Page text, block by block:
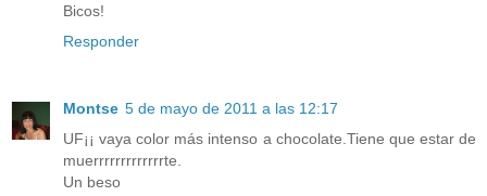
Bicos!
Responder
Montse 5 de mayo de 2011 a las 12:17
UF¡¡ vaya color más intenso a chocolate.Tiene que estar de
muerrrrrrrrrrrrrte.
Un beso